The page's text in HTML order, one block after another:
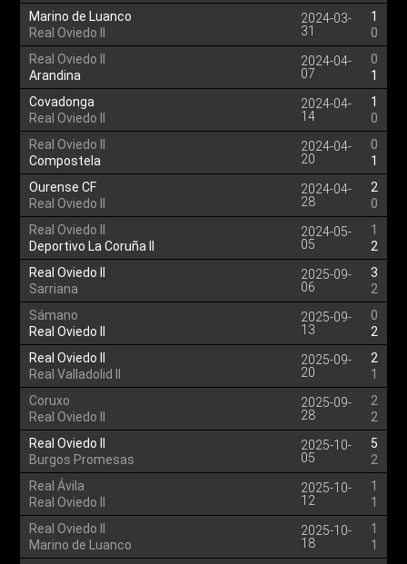
Marino de Luanco
Real Oviedo II
2024-03-
31
1
0
Real Oviedo II
Arandina
2024-04-
07
0
1
Covadonga
Real Oviedo II
2024-04-
14
1
0
Real Oviedo II
Compostela
2024-04-
20
0
1
Ourense CF
Real Oviedo II
2024-04-
28
2
0
Real Oviedo II
Deportivo La Coruña II
2024-05-
05
1
2
Real Oviedo II
Sarriana
2025-09-
06
3
2
Sámano
Real Oviedo II
2025-09-
13
0
2
Real Oviedo II
Real Valladolid II
2025-09-
20
2
1
Coruxo
Real Oviedo II
2025-09-
28
2
2
Real Oviedo II
Burgos Promesas
2025-10-
05
5
2
Real Ávila
Real Oviedo II
2025-10-
12
1
1
Real Oviedo II
Marino de Luanco
2025-10-
18
1
1